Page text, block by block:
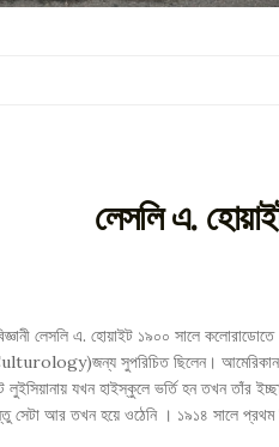
লেসলি এ.
লেসলি এ. হোয়াইট ১৯০০ সালে
সুপরিচিত ছিলেন। আমেরিকান
লুইসিয়ানায় যখন হাইস্কুলে ভর্তি হন তখন তাঁর
সেটা আর তখন হয়ে ওঠেনি । ১৯১৪ সালে প্রথম